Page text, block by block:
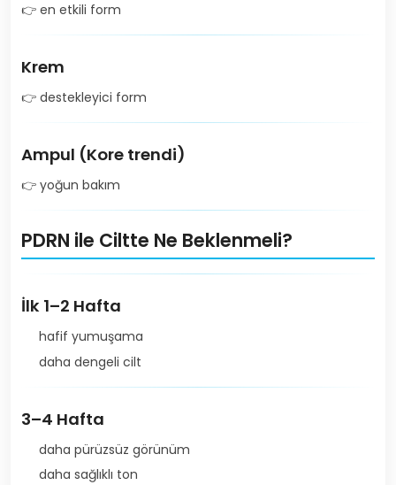
👉 en etkili form
Krem
👉 destekleyici form
Ampul (Kore trendi)
👉 yoğun bakım
PDRN ile Ciltte Ne Beklenmeli?
İlk 1–2 Hafta
hafif yumuşama
daha dengeli cilt
3–4 Hafta
daha pürüzsüz görünüm
daha sağlıklı ton